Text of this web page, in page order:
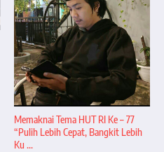
Memaknai Tema HUT RI Ke – 77
“Pulih Lebih Cepat, Bangkit Lebih
Ku ...